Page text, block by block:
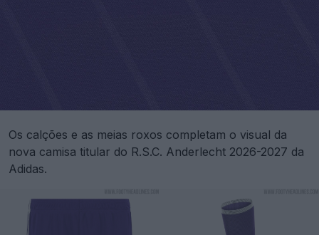
Os calções e as meias roxos completam o visual da
nova camisa titular do R.S.C. Anderlecht 2026-2027 da
Adidas.